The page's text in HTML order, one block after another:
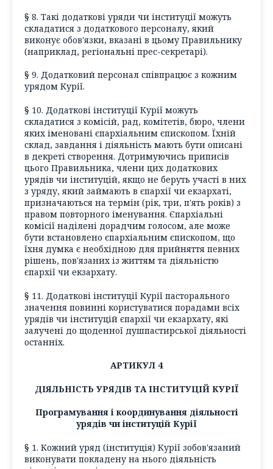
§ 8. Такі додаткові уряди чи інституції можуть
складатися з додаткового персоналу, який
виконує обов'язки, вказані в цьому Правильнику
(наприклад, регіональні прес-секретарі).
§ 9. Додатковий персонал співпрацює з кожним
урядом Курії.
§ 10. Додаткові інституції Курії можуть
складатися з комісій, рад, комітетів, бюро, члени
яких іменовані єпархіальним єпископом. Їхній
склад, завдання і діяльність мають бути описані
в декреті створення. Дотримуючись приписів
цього Правильника, члени цих додаткових
урядів чи інституцій, якщо не беруть участі в них
з уряду, який займають в єпархії чи екзархаті,
призначаються на термін (рік, три, п'ять років) з
правом повторного іменування. Єпархіальні
комісії наділені дорадчим голосом, але може
бути встановлено єпархіальним єпископом, що
їхня думка є необхідною для прийняття певних
рішень, пов'язаних із життям та діяльністю
єпархії чи екзархату.
§ 11. Додаткові інституції Курії пасторального
значення повинні користуватися порадами всіх
урядів чи інституцій єпархії чи екзархату, які
залучені до щоденної душпастирської діяльності
останніх.
АРТИКУЛ 4
ДІЯЛЬНІСТЬ УРЯДІВ ТА ІНСТИТУЦІЙ КУРІЇ
Програмування і координування діяльності
урядів чи інституцій Курії
§ 1. Кожний уряд (інституція) Курії зобов'язаний
виконувати покладену на нього діяльність